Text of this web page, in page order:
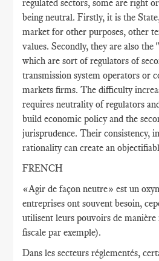
regulated sectors, some are right
being neutral. Firstly, it is the
market for other purposes, other
values​​. Secondly, they are also
which are sort of regulators of
transmission system operators or
markets firms. The difficulty
requires neutrality of regulators
build economic policy and the
jurisprudence. Their consistency,
rationality can create an
FRENCH
«Agir de façon neutre» est un
entreprises ont souvent besoin,
utilisent leurs pouvoirs de
fiscale par exemple).
Dans les secteurs réglementés,